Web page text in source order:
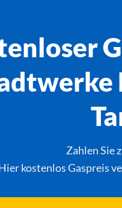
Zahlen Sie
kostenlos Gaspreis